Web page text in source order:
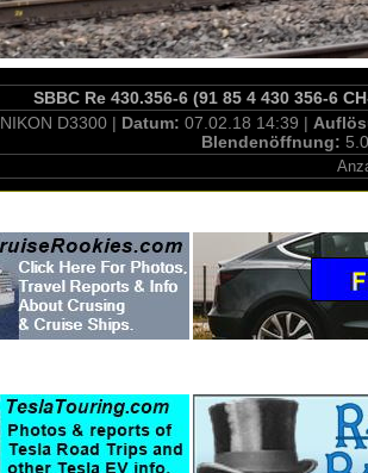
SBBC Re 430.356-6 (91 85 4 430 356-6
NIKON D3300 | Datum: 07.02.18 14:39 |
Blendenöffnung: